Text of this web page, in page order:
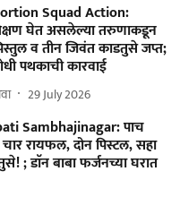
Squad Action:
घेत असलेल्या तरुणाकडून
व तीन जिवंत काडतुसे जप्त;
पथकाची कारवाई
29 July 2026
Sambhajinagar: पाच
रायफल, दोन पिस्टल, सहा
; डाॅन बाबा फर्जनच्या घरात